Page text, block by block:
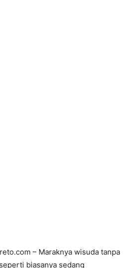
– Maraknya wisuda tanpa
biasanya sedang